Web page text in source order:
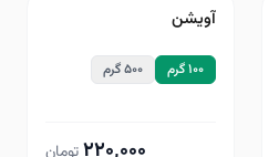
آویشن
۱۰۰ گرم ۵۰۰ گرم
تومان